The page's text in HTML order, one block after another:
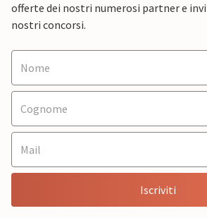
offerte dei nostri numerosi partner e
nostri concorsi.
Iscriviti